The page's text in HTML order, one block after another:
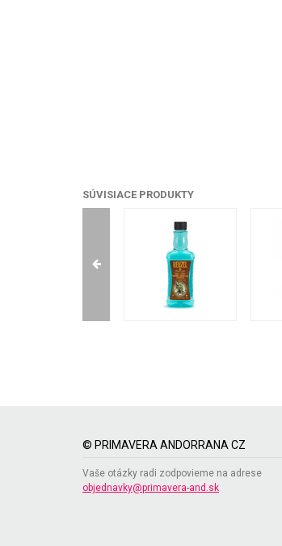
SÚVISIACE PRODUKTY
© PRIMAVERA ANDORRANA CZ
Vaše otázky radi zodpovieme na adrese
objednavky@primavera-and.sk